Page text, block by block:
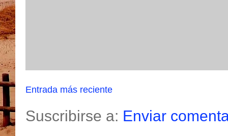
Entrada más reciente
Suscribirse a: Enviar